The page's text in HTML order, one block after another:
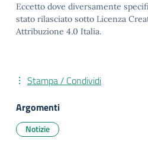
Eccetto dove diversamente
stato rilasciato sotto Licenza
Attribuzione 4.0 Italia.
Stampa / Condividi
Argomenti
Notizie